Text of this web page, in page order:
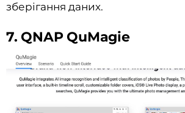
зберігання даних.
7. QNAP QuMagie